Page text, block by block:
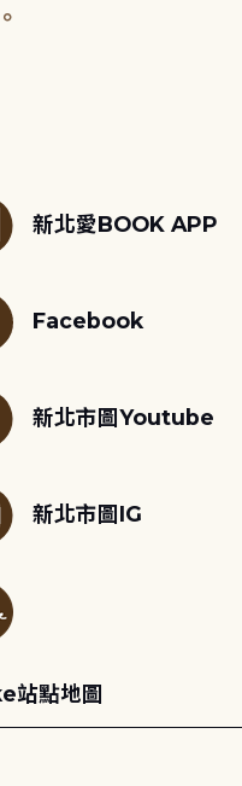
新北愛BOOK APP
Facebook
新北市圖Youtube
新北市圖IG
站點地圖